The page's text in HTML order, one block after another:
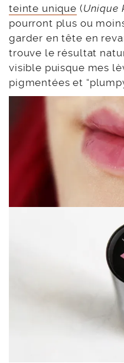
teinte unique (Unique
pourront plus ou
garder en tête en
trouve le résultat
visible puisque mes
pigmentées et